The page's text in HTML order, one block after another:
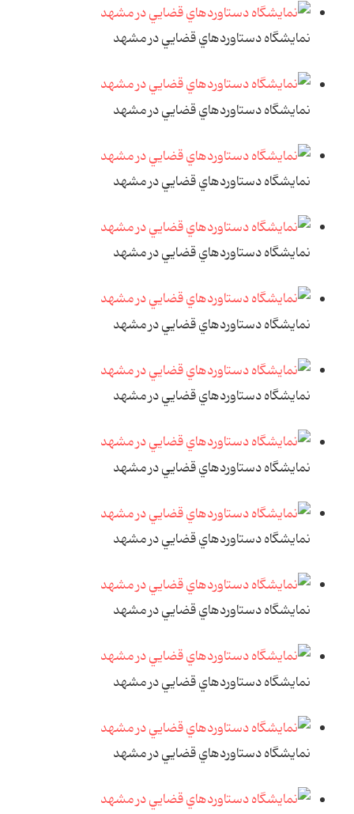
نمايشگاه دستاوردهاي قضايي در مشهد
نمايشگاه دستاوردهاي قضايي در مشهد
نمايشگاه دستاوردهاي قضايي در مشهد
نمايشگاه دستاوردهاي قضايي در مشهد
نمايشگاه دستاوردهاي قضايي در مشهد
نمايشگاه دستاوردهاي قضايي در مشهد
نمايشگاه دستاوردهاي قضايي در مشهد
نمايشگاه دستاوردهاي قضايي در مشهد
نمايشگاه دستاوردهاي قضايي در مشهد
نمايشگاه دستاوردهاي قضايي در مشهد
نمايشگاه دستاوردهاي قضايي در مشهد